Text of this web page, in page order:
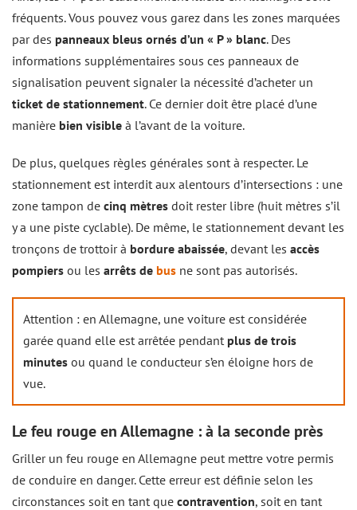
fréquents. Vous pouvez vous garez dans les zones marquées
par des panneaux bleus ornés d’un « P » blanc. Des
informations supplémentaires sous ces panneaux de
signalisation peuvent signaler la nécessité d’acheter un
ticket de stationnement. Ce dernier doit être placé d’une
manière bien visible à l’avant de la voiture.
De plus, quelques règles générales sont à respecter. Le
stationnement est interdit aux alentours d’intersections : une
zone tampon de cinq mètres doit rester libre (huit mètres s’il
y a une piste cyclable). De même, le stationnement devant les
tronçons de trottoir à bordure abaissée, devant les accès
pompiers ou les arrêts de bus ne sont pas autorisés.
Attention : en Allemagne, une voiture est considérée
garée quand elle est arrêtée pendant plus de trois
minutes ou quand le conducteur s’en éloigne hors de
vue.
Le feu rouge en Allemagne : à la seconde près
Griller un feu rouge en Allemagne peut mettre votre permis
de conduire en danger. Cette erreur est définie selon les
circonstances soit en tant que contravention, soit en tant